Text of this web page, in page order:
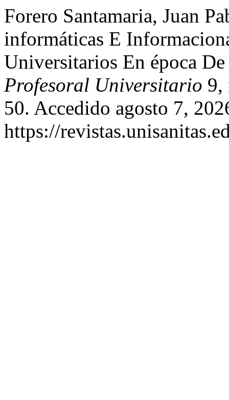
Forero Santamaria, Juan
informáticas E
Universitarios En época
Profesoral Universitario 9,
50. Accedido agosto 7,
https://